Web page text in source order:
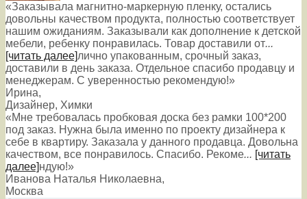
«Заказывала магнитно-маркерную пленку, остались
довольны качеством продукта, полностью соответствует
нашим ожиданиям. Заказывали как дополнение к детской
мебели, ребенку понравилась. Товар доставили от...
[читать далее]лично упакованным, срочный заказ,
доставили в день заказа. Отдельное спасибо продавцу и
менеджерам. С уверенностью рекомендую!»
Ирина,
Дизайнер, Химки
«Мне требовалась пробковая доска без рамки 100*200
под заказ. Нужна была именно по проекту дизайнера к
себе в квартиру. Заказала у данного продавца. Довольна
качеством, все понравилось. Спасибо. Рекоме... [читать
далее]ндую!»
Иванова Наталья Николаевна,
Москва